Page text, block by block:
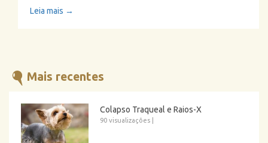
Leia mais →
Mais recentes
Colapso Traqueal e Raios-X
90 visualizações